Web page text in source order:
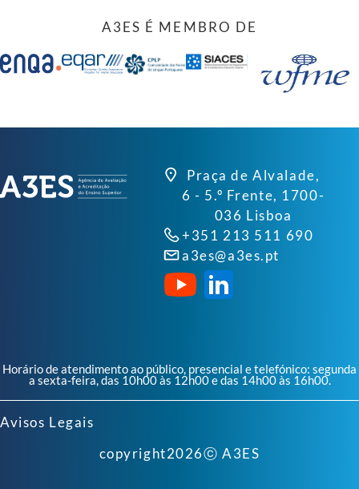
A3ES É MEMBRO DE
Praça de Alvalade,
6 - 5.º Frente, 1700-
036 Lisboa
+351 213 511 690
a3es@a3es.pt
Horário de atendimento ao público, presencial e telefónico: segunda
a sexta-feira, das 10h00 às 12h00 e das 14h00 às 16h00.
Avisos Legais
copyright2026ⓒ A3ES